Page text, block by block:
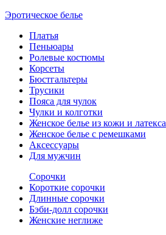
Эротическое белье
Платья
Пеньюары
Ролевые костюмы
Корсеты
Бюстгальтеры
Трусики
Пояса для чулок
Чулки и колготки
Женское белье из кожи и латекса
Женское белье с ремешками
Аксессуары
Для мужчин
Сорочки
Короткие сорочки
Длинные сорочки
Бэби-долл сорочки
Женские неглиже